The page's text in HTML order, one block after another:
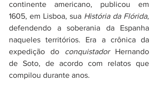
continente americano, publicou em
1605, em Lisboa, sua História da Flórida,
defendendo a soberania da Espanha
naqueles territórios. Era a crônica da
expedição do conquistador Hernando
de Soto, de acordo com relatos que
compilou durante anos.